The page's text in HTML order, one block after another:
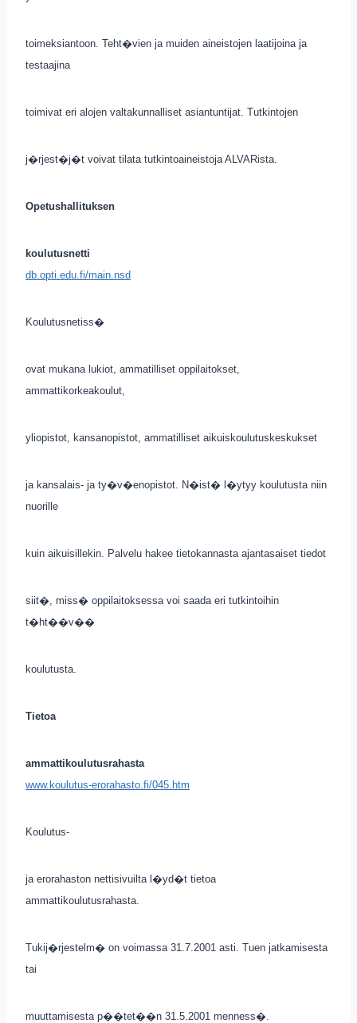
toimeksiantoon. Teht�vien ja muiden aineistojen laatijoina ja
testaajina
toimivat eri alojen valtakunnalliset asiantuntijat. Tutkintojen
j�rjest�j�t voivat tilata tutkintoaineistoja ALVARista.
Opetushallituksen
koulutusnetti
db.opti.edu.fi/main.nsd
Koulutusnetiss�
ovat mukana lukiot, ammatilliset oppilaitokset,
ammattikorkeakoulut,
yliopistot, kansanopistot, ammatilliset aikuiskoulutuskeskukset
ja kansalais- ja ty�v�enopistot. N�ist� l�ytyy koulutusta niin
nuorille
kuin aikuisillekin. Palvelu hakee tietokannasta ajantasaiset tiedot
siit�, miss� oppilaitoksessa voi saada eri tutkintoihin
t�ht��v��
koulutusta.
Tietoa
ammattikoulutusrahasta
www.koulutus-erorahasto.fi/045.htm
Koulutus-
ja erorahaston nettisivuilta l�yd�t tietoa
ammattikoulutusrahasta.
Tukij�rjestelm� on voimassa 31.7.2001 asti. Tuen jatkamisesta
tai
muuttamisesta p��tet��n 31.5.2001 menness�.